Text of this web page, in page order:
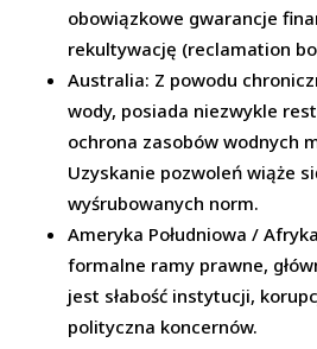
obowiązkowe gwarancje
rekultywację (reclamation
Australia: Z powodu
wody, posiada niezwykle
ochrona zasobów wodnych
Uzyskanie pozwoleń wiąże
wyśrubowanych norm.
Ameryka Południowa /
formalne ramy prawne,
jest słabość instytucji,
polityczna koncernów.